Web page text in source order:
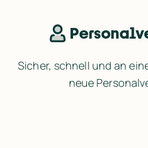
Sicher, schnell und an
neue